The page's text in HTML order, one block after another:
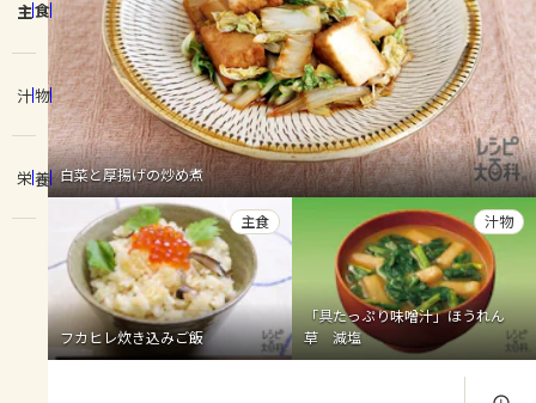
ホーム
コンテンツ
レシピ
トーク
よくあるお問い合わせ
お買い物
きゅうり なす トマト
とうもろこし
ピーマン
みょうが ゴーヤ
主食
汁物
栄養 白菜と厚揚げの炒め煮
フカヒレ炊き込みご飯
主食
「具たっぷり味噌汁」ほうれん
草 減塩
汁物